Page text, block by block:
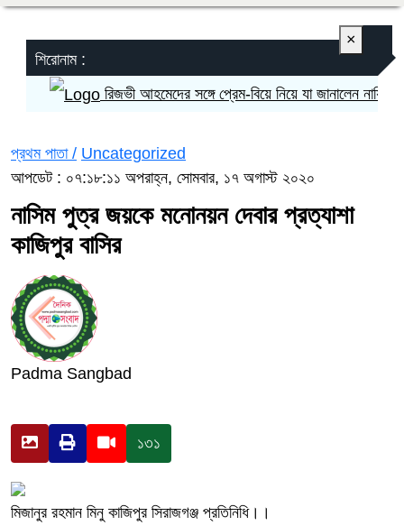
শিরোনাম :
রিজভী আহমেদের সঙ্গে প্রেম-বিয়ে নিয়ে যা জানালেন নায়িকা
×
প্রথম পাতা / Uncategorized
নাসিম পুত্র জয়কে মনোনয়ন দেবার প্রত্যাশা
কাজিপুর বাসির
Padma Sangbad
১৩১
মিজানুর রহমান মিনু কাজিপুর সিরাজগঞ্জ প্রতিনিধি।।
আপডেট : ০৭:১৮:১১ অপরাহ্ন, সোমবার, ১৭ অগাস্ট ২০২০